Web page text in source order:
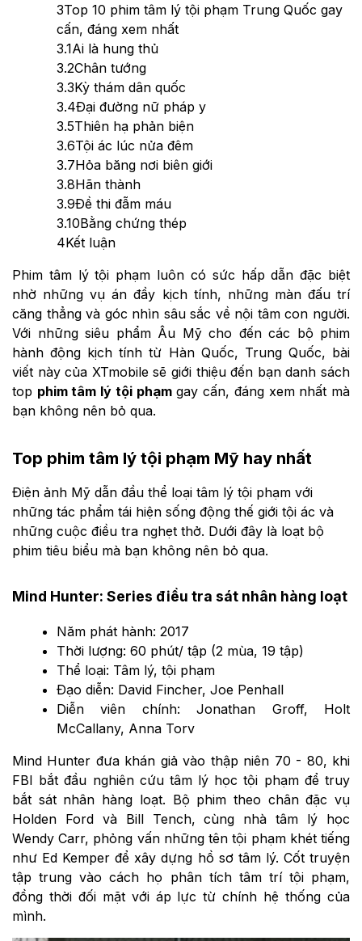
3Top 10 phim tâm lý tội phạm Trung Quốc gay
cấn, đáng xem nhất
3.1Ai là hung thủ
3.2Chân tướng
3.3Kỳ thám dân quốc
3.4Đại đường nữ pháp y
3.5Thiên hạ phản biện
3.6Tội ác lúc nửa đêm
3.7Hỏa băng nơi biên giới
3.8Hãn thành
3.9Đề thi đẫm máu
3.10Bằng chứng thép
4Kết luận
Phim tâm lý tội phạm luôn có sức hấp dẫn đặc biệt
nhờ những vụ án đầy kịch tính, những màn đấu trí
căng thẳng và góc nhìn sâu sắc về nội tâm con người.
Với những siêu phẩm Âu Mỹ cho đến các bộ phim
hành động kịch tính từ Hàn Quốc, Trung Quốc, bài
viết này của XTmobile sẽ giới thiệu đến bạn danh sách
top phim tâm lý tội phạmgay cấn, đáng xem nhất mà
bạn không nên bỏ qua.
Top phim tâm lý tội phạm Mỹ hay nhất
Điện ảnh Mỹ dẫn đầu thể loại tâm lý tội phạm với
những tác phẩm tái hiện sống động thế giới tội ác và
những cuộc điều tra nghẹt thở. Dưới đây là loạt bộ
phim tiêu biểu mà bạn không nên bỏ qua.
Mind Hunter: Series điều tra sát nhân hàng loạt
Năm phát hành: 2017
Thời lượng: 60 phút/ tập (2 mùa, 19 tập)
Thể loại: Tâm lý, tội phạm
Đạo diễn: David Fincher, Joe Penhall
Diễn viên chính: Jonathan Groff, Holt
McCallany, Anna Torv
Mind Hunter đưa khán giả vào thập niên 70 - 80, khi
FBI bắt đầu nghiên cứu tâm lý học tội phạm để truy
bắt sát nhân hàng loạt. Bộ phim theo chân đặc vụ
Holden Ford và Bill Tench, cùng nhà tâm lý học
Wendy Carr, phỏng vấn những tên tội phạm khét tiếng
như Ed Kemper để xây dựng hồ sơ tâm lý. Cốt truyện
tập trung vào cách họ phân tích tâm trí tội phạm,
đồng thời đối mặt với áp lực từ chính hệ thống của
mình.